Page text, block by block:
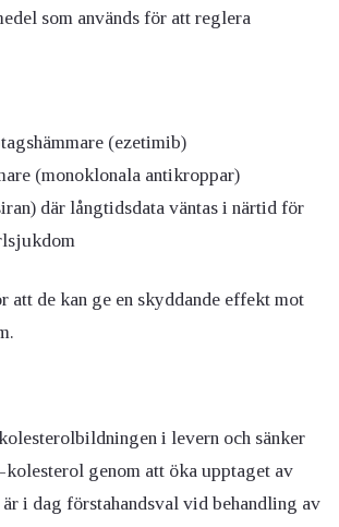
som används för att reglera
(ezetimib)
(monoklonala antikroppar)
)där långtidsdata väntas i närtid för
att de kan ge en skyddande effekt mot
i levern och sänker
genom att öka upptaget av
är i dag förstahandsval vid behandling av